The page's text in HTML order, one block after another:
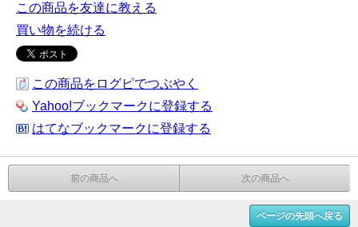
この商品を友達に教える
買い物を続ける
この商品をログピでつぶやく
Yahoo!ブックマークに登録する
はてなブックマークに登録する
前の商品へ 次の商品へ
ページの先頭へ戻る